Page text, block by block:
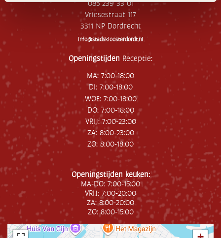
085 239 33 01
Vriesestraat 117
3311 NP Dordrecht
info@stadskloosterdordt.nl
Openingstijden Receptie:
MA: 7:00-18:00
DI: 7:00-18:00
WOE: 7:00-18:00
DO: 7:00-18:00
VRIJ: 7:00-23:00
ZA: 8:00-23:00
ZO: 8:00-18:00
Openingstijden keuken:
MA-DO: 7:00-15:00
VRIJ: 7:00-20:00
ZA: 8:00-20:00
ZO: 8:00-15:00